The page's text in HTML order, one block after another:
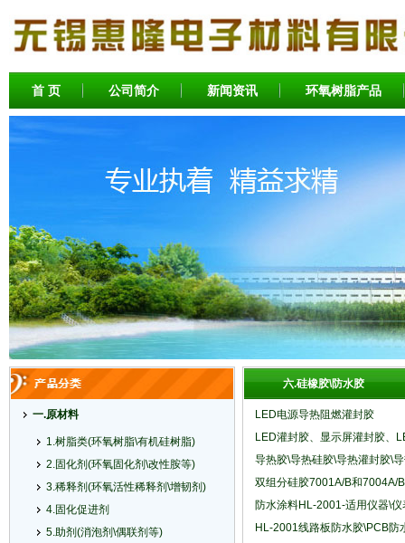
首 页 公司简介 新闻资讯 环氧树脂产品
一.原材料
1.树脂类(环氧树脂\有机硅树脂)
2.固化剂(环氧固化剂\改性胺等)
3.稀释剂(环氧活性稀释剂\增韧剂)
4.固化促进剂
5.助剂(消泡剂\偶联剂等)
六.硅橡胶\防水胶
LED电源导热阻燃灌封胶
LED灌封胶、显示屏灌封胶、
导热胶\导热硅胶\导热灌封胶\
双组分硅胶7001A/B和7004A/
防水涂料HL-2001-适用仪器\
HL-2001线路板防水胶\PCB防